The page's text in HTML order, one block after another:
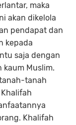
maka
akan dikelola
pendapat dan
kepada
saja dengan
Muslim.
tanah
Khalifah